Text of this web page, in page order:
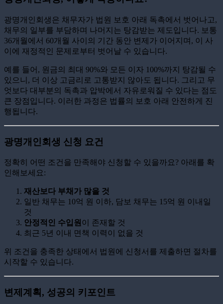
광명개인회생은 채무자가 법원 보호 아래 독촉에서 벗어나고,
채무의 일부를 부담하며 나머지는 탕감받는 제도입니다. 보통
36개월에서 60개월 사이의 기간 동안 변제가 이어지며, 이 사
이에 재정적인 문제로부터 벗어날 수 있습니다.
예를 들어, 원금의 최대 90%와 모든 이자 100%까지 탕감될 수
있으니, 더 이상 고금리로 고통받지 않아도 됩니다. 그리고 무
엇보다 대부분의 독촉과 압박에서 자유로워질 수 있다는 점도
큰 장점입니다. 이러한 과정은 법률의 보호 아래 안전하게 진
행됩니다.
광명개인회생 신청 요건
정확히 어떤 조건을 만족해야 신청할 수 있을까요? 아래를 확
인해보세요:
재산보다 부채가 많을 것
일반 채무는 10억 원 이하, 담보 채무는 15억 원 이내일
것
안정적인 수입원이 존재할 것
최근 5년 이내 면책 이력이 없을 것
위 조건을 충족한 상태에서 법원에 신청서를 제출하면 절차를
시작할 수 있습니다.
변제계획, 성공의 키포인트